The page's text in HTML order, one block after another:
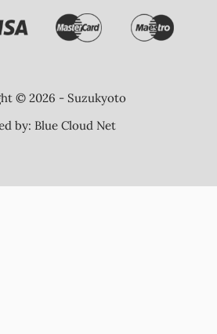
© 2026 - Suzukyoto
by: Blue Cloud Net